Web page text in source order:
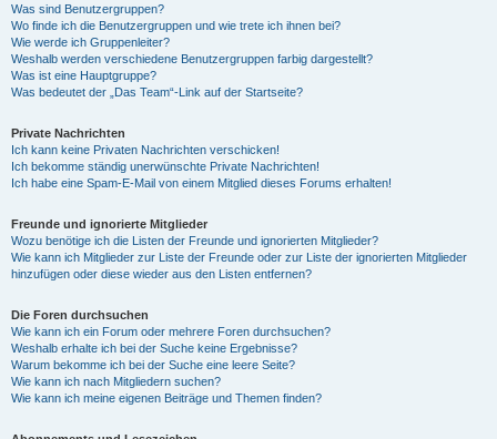
Was sind Benutzergruppen?
Wo finde ich die Benutzergruppen und wie trete ich ihnen bei?
Wie werde ich Gruppenleiter?
Weshalb werden verschiedene Benutzergruppen farbig dargestellt?
Was ist eine Hauptgruppe?
Was bedeutet der „Das Team“-Link auf der Startseite?
Private Nachrichten
Ich kann keine Privaten Nachrichten verschicken!
Ich bekomme ständig unerwünschte Private Nachrichten!
Ich habe eine Spam-E-Mail von einem Mitglied dieses Forums erhalten!
Freunde und ignorierte Mitglieder
Wozu benötige ich die Listen der Freunde und ignorierten Mitglieder?
Wie kann ich Mitglieder zur Liste der Freunde oder zur Liste der ignorierten Mitglieder
hinzufügen oder diese wieder aus den Listen entfernen?
Die Foren durchsuchen
Wie kann ich ein Forum oder mehrere Foren durchsuchen?
Weshalb erhalte ich bei der Suche keine Ergebnisse?
Warum bekomme ich bei der Suche eine leere Seite?
Wie kann ich nach Mitgliedern suchen?
Wie kann ich meine eigenen Beiträge und Themen finden?